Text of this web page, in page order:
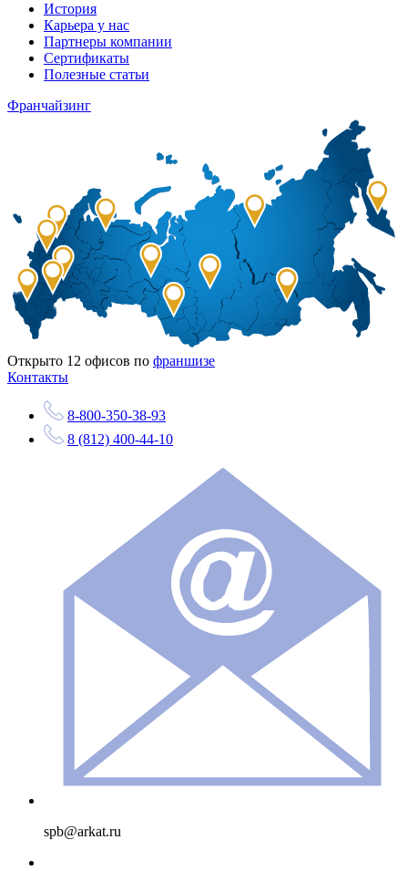
История
Карьера у нас
Партнеры компании
Сертификаты
Полезные статьи
Франчайзинг
Открыто 12 офисов по франшизе
Контакты
8-800-350-38-93
8 (812) 400-44-10
spb@arkat.ru